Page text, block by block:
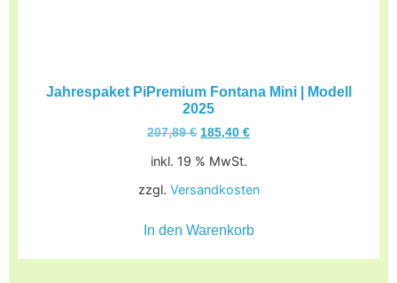
Jahrespaket PiPremium Fontana Mini | Modell
2025
207,89€ 185,40 €
inkl. 19 % MwSt.
zzgl. Versandkosten
In den Warenkorb